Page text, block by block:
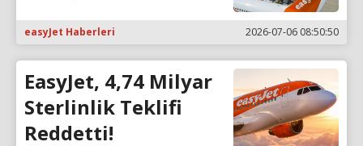
easyJet Haberleri 2026-07-06 08:50:50
EasyJet, 4,74 Milyar
Sterlinlik Teklifi
Reddetti!